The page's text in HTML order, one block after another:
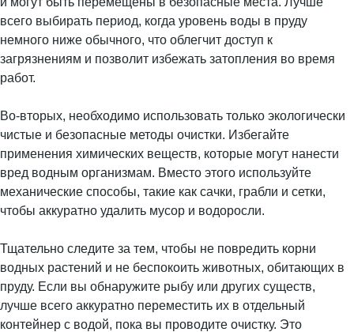
всего выбирать период, когда уровень воды в пруду
немного ниже обычного, что облегчит доступ к
загрязнениям и позволит избежать затопления во время
работ.
Во-вторых, необходимо использовать только экологически
чистые и безопасные методы очистки. Избегайте
применения химических веществ, которые могут нанести
вред водным организмам. Вместо этого используйте
механические способы, такие как сачки, грабли и сетки,
чтобы аккуратно удалить мусор и водоросли.
Тщательно следите за тем, чтобы не повредить корни
водных растений и не беспокоить животных, обитающих в
пруду. Если вы обнаружите рыбу или других существ,
лучше всего аккуратно переместить их в отдельный
контейнер с водой, пока вы проводите очистку. Это